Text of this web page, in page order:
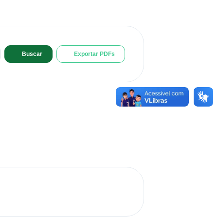
Buscar Exportar PDFs